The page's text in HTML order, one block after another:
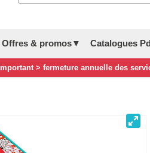
Offres & promos▼ Catalogues
Important > fermeture annuelle des